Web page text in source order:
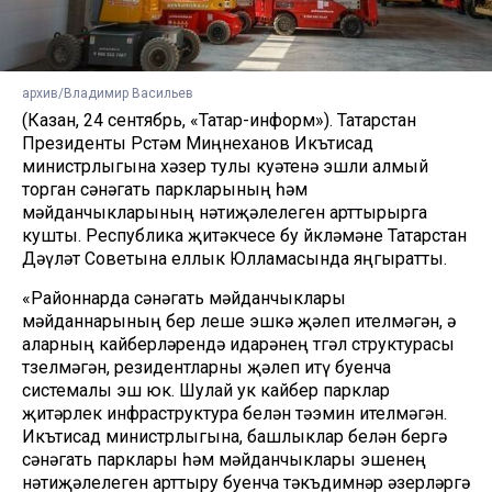
архив/Владимир Васильев
(Казан, 24 сентябрь, «Татар-информ»). Татарстан
Президенты Рөстәм Миңнеханов Икътисад
министрлыгына хәзер тулы куәтенә эшли алмый
торган сәнәгать паркларының һәм
мәйданчыкларының нәтиҗәлелеген арттырырга
кушты. Республика җитәкчесе бу йөкләмәне Татарстан
Дәүләт Советына еллык Юлламасында яңгыратты.
«Районнарда сәнәгать мәйданчыклары
мәйданнарының бер өлеше эшкә җәлеп ителмәгән, ә
аларның кайберләрендә идарәнең төгәл структурасы
төзелмәгән, резидентларны җәлеп итү буенча
системалы эш юк. Шулай ук кайбер парклар
җитәрлек инфраструктура белән тәэмин ителмәгән.
Икътисад министрлыгына, башлыклар белән бергә
сәнәгать парклары һәм мәйданчыклары эшенең
нәтиҗәлелеген арттыру буенча тәкъдимнәр әзерләргә